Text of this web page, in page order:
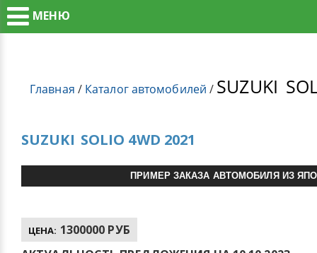
МЕНЮ
Главная / Каталог автомобилей / SUZUKI
SUZUKI SOLIO 4WD 2021
ПРИМЕР ЗАКАЗА АВТОМОБИЛЯ ИЗ
ЦЕНА: 1300000 РУБ